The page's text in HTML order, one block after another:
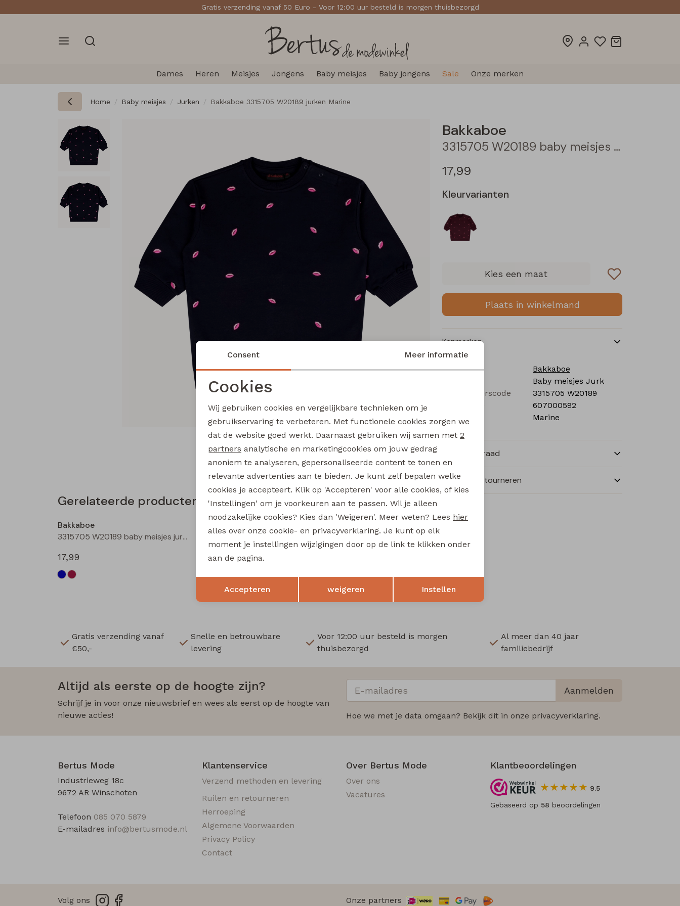
Gratis verzending vanaf 50 Euro - Voor 12:00 uur besteld is morgen thuisbezorgd
Dames Heren Meisjes Jongens Baby meisjes Baby jongens Sale Onze merken
Home Baby meisjes Jurken Bakkaboe 3315705 W20189 jurken Marine
Bakkaboe
3315705 W20189 baby meisjes jurk Marine
17,99
Kleurvarianten
Kies een maat
Plaats in winkelmand
Kenmerken
Merk
Bakkaboe
Baby meisjes Jurk
Leverancierscode
3315705 W20189
607000592
Kleur
Marine
Winkelvoorraad
Ruilen en retourneren
Gerelateerde producten
Bakkaboe
3315705 W20189 baby meisjes jurk Wijnrood
17,99
Gratis verzending vanaf
€50,-
Snelle en betrouwbare
levering
Voor 12:00 uur besteld is morgen
thuisbezorgd
Al meer dan 40 jaar
familiebedrijf
Altijd als eerste op de hoogte zijn?
Schrijf je in voor onze nieuwsbrief en wees als eerst op de hoogte van
nieuwe acties!
Aanmelden
Hoe we met je data omgaan? Bekijk dit in onze privacyverklaring.
Bertus Mode
Industrieweg 18c
9672 AR Winschoten
Telefoon 085 070 5879
E-mailadres info@bertusmode.nl
Klantenservice
Verzend methoden en levering
Ruilen en retourneren
Herroeping
Algemene Voorwaarden
Privacy Policy
Contact
Over Bertus Mode
Over ons
Vacatures
Klantbeoordelingen
9.5
Gebaseerd op 58 beoordelingen
Volg ons Onze partners
Noodzakelijke cookies
Analytische cookies Marketing cookies
Terug Opslaan
Consent Meer informatie
Cookies
Wij gebruiken cookies en vergelijkbare technieken om je
gebruikservaring te verbeteren. Met functionele cookies zorgen we
dat de website goed werkt. Daarnaast gebruiken wij samen met 2
partners analytische en marketingcookies om jouw gedrag
anoniem te analyseren, gepersonaliseerde content te tonen en
relevante advertenties aan te bieden. Je kunt zelf bepalen welke
cookies je accepteert. Klik op 'Accepteren' voor alle cookies, of kies
'Instellingen' om je voorkeuren aan te passen. Wil je alleen
noodzakelijke cookies? Kies dan 'Weigeren'. Meer weten? Lees hier
alles over onze cookie- en privacyverklaring. Je kunt op elk
moment je instellingen wijzigingen door op de link te klikken onder
aan de pagina.
Accepteren weigeren Instellen